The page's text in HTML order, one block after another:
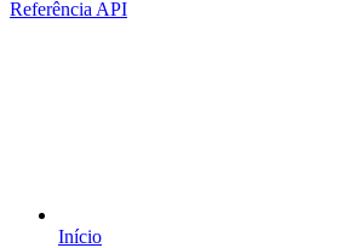
Referência API
Início